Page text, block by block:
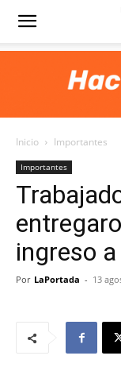
Diario
Portada
Inicio Importantes
Importantes
ingreso
Por LaPortada - 13